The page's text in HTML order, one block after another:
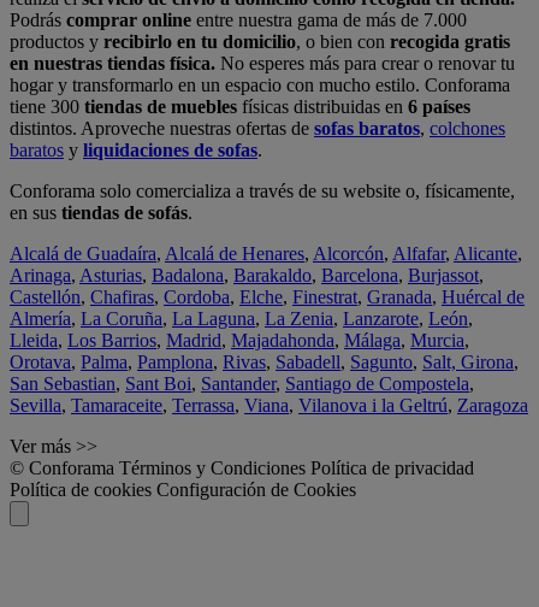
Podrás comprar online entre nuestra gama de más de 7.000
productos y recibirlo en tu domicilio, o bien con recogida gratis
en nuestras tiendas física. No esperes más para crear o renovar tu
hogar y transformarlo en un espacio con mucho estilo. Conforama
tiene 300 tiendas de muebles físicas distribuidas en 6 países
distintos. Aproveche nuestras ofertas de sofas baratos, colchones
baratos y liquidaciones de sofas.
Conforama solo comercializa a través de su website o, físicamente,
en sus tiendas de sofás.
Alcalá de Guadaíra, Alcalá de Henares, Alcorcón, Alfafar, Alicante,
Arinaga, Asturias, Badalona, Barakaldo, Barcelona, Burjassot,
Castellón, Chafiras, Cordoba, Elche, Finestrat, Granada, Huércal de
Almería, La Coruña, La Laguna, La Zenia, Lanzarote, León,
Lleida, Los Barrios, Madrid, Majadahonda, Málaga, Murcia,
Orotava, Palma, Pamplona, Rivas, Sabadell, Sagunto, Salt, Girona,
San Sebastian, Sant Boi, Santander, Santiago de Compostela,
Sevilla, Tamaraceite, Terrassa, Viana, Vilanova i la Geltrú, Zaragoza
Ver más >>
© Conforama Términos y Condiciones Política de privacidad
Política de cookies Configuración de Cookies